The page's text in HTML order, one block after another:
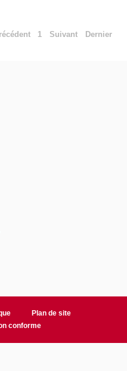
1 Suivant Dernier
Plan de site
conforme